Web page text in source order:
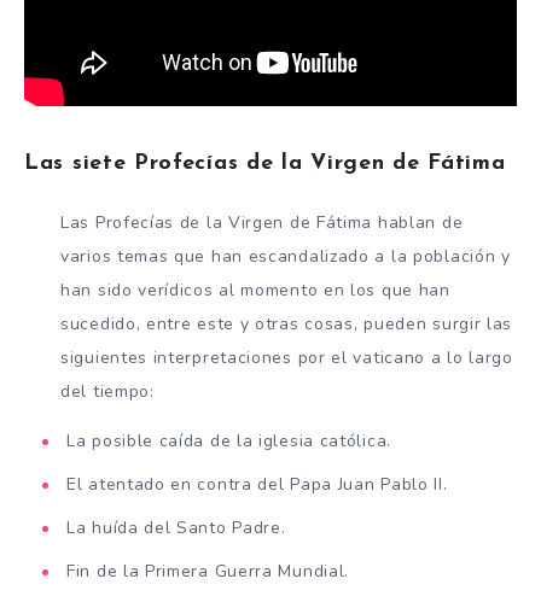
Las siete Profecías de la Virgen de Fátima
Las Profecías de la Virgen de Fátima hablan de
varios temas que han escandalizado a la población y
han sido verídicos al momento en los que han
sucedido, entre este y otras cosas, pueden surgir las
siguientes interpretaciones por el vaticano a lo largo
del tiempo:
La posible caída de la iglesia católica.
El atentado en contra del Papa Juan Pablo II.
La huída del Santo Padre.
Fin de la Primera Guerra Mundial.